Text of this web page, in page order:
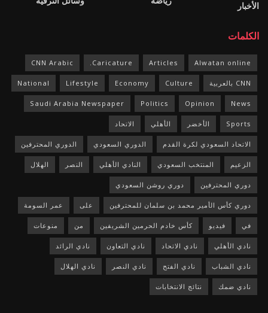
الأخبار
الكلمات
Alwatan online
Articles
Caricature.
CNN Arabic
CNN بالعربية Culture
Economy
Lifestyle
National
News
Opinion
Politics
Saudi Arabia Newspaper
Sports الأخضر الأهلي الاتحاد
الاتحاد السعودي لكرة القدم الدوري السعودي الدوري المحترفين
الزعيم المنتخب السعودي النادي الأهلي النصر الهلال
دوري المحترفين دوري روشن السعودي
دوري كأس الأمير محمد بن سلمان للمحترفين على عمر السومة
في فيديو كأس خادم الحرمين الشريفين من منوعات
نادي الأهلي نادي الاتحاد نادي التعاون نادي الرائد
نادي الشباب نادي الفتح نادي النصر نادي الهلال
نادي ضمك نتائج الانتخابات